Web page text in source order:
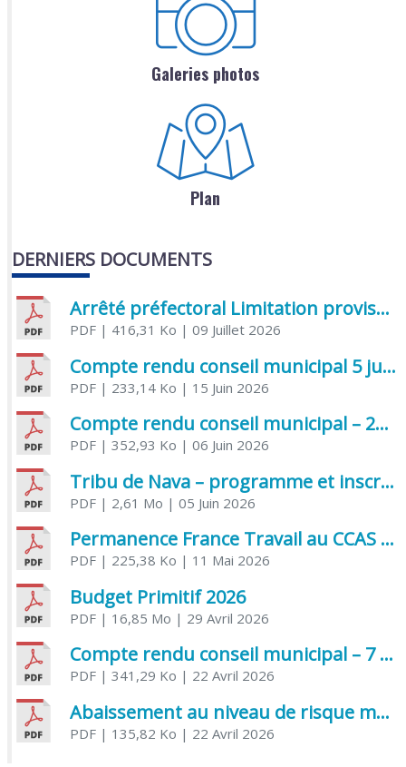
Galeries photos
Plan
DERNIERS DOCUMENTS
Arrêté préfectoral Limitation provisoire des usages de l’eau
PDF| 416,31 Ko | 09 Juillet 2026
Compte rendu conseil municipal 5 juin 2026 sénatoriale
PDF| 233,14 Ko | 15 Juin 2026
Compte rendu conseil municipal – 21 avril 2026
PDF| 352,93 Ko | 06 Juin 2026
Tribu de Nava – programme et inscriptions été 2026
PDF| 2,61 Mo | 05 Juin 2026
Permanence France Travail au CCAS de Saujon Juin 2026
PDF| 225,38 Ko | 11 Mai 2026
Budget Primitif 2026
PDF| 16,85 Mo | 29 Avril 2026
Compte rendu conseil municipal – 7 avril 2026
PDF| 341,29 Ko | 22 Avril 2026
Abaissement au niveau de risque modéré de l’Influenza aviaire
PDF| 135,82 Ko | 22 Avril 2026